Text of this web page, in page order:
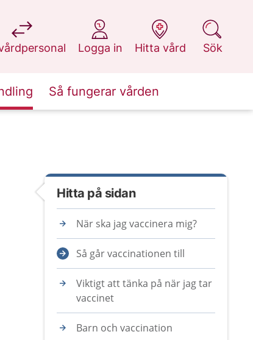
på 1177.se
Logga in
på 1177.se
Hitta vård
på 1177.se
Sök
på 1177.se
Så fungerar vården
Hitta på sidan
När ska jag vaccinera mig?
Så går vaccinationen till
Viktigt att tänka på när jag tar
vaccinet
Barn och vaccination